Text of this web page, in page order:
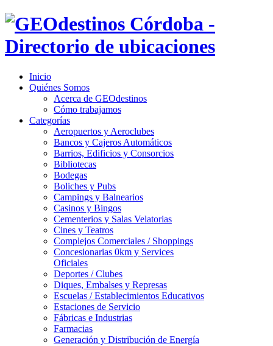
Inicio
Quiénes Somos
Acerca de GEOdestinos
Cómo trabajamos
Categorías
Aeropuertos y Aeroclubes
Bancos y Cajeros Automáticos
Barrios, Edificios y Consorcios
Bibliotecas
Bodegas
Boliches y Pubs
Campings y Balnearios
Casinos y Bingos
Cementerios y Salas Velatorias
Cines y Teatros
Complejos Comerciales / Shoppings
Concesionarias 0km y Services
Oficiales
Deportes / Clubes
Diques, Embalses y Represas
Escuelas / Establecimientos Educativos
Estaciones de Servicio
Fábricas e Industrias
Farmacias
Generación y Distribución de Energía